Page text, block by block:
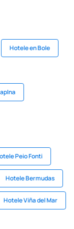
Hotele en Bole
Peio Fonti
Hotele Bermudas
Hotele Viña del Mar